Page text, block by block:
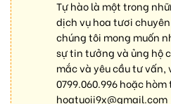
Tự hào là một trong
dịch vụ hoa tươi
chúng tôi mong muốn
sự tin tưởng và ủng hộ
mắc và yêu cầu tư
0799.060.996hoặc hòm
hoatuoii9x@gmail.com